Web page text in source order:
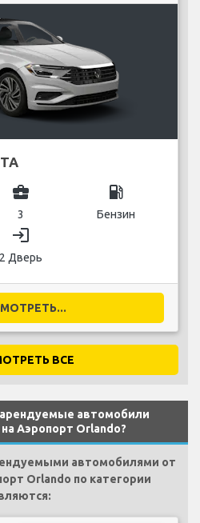
business_center
3
local_gas_station
Бензин
login
2 Дверь
ВСЕ
автомобили
Аэропорт Orlando?
автомобилями от
Orlando по категории